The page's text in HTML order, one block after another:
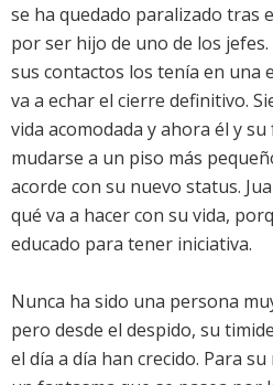
se ha quedado paralizado tras
por ser hijo de uno de los
sus contactos los tenía en una
va a echar el cierre definitivo.
vida acomodada y ahora él y
mudarse a un piso más
acorde con su nuevo status.
qué va a hacer con su vida,
educado para tener iniciativa.
Nunca ha sido una persona
pero desde el despido, su
el día a día han crecido. Para